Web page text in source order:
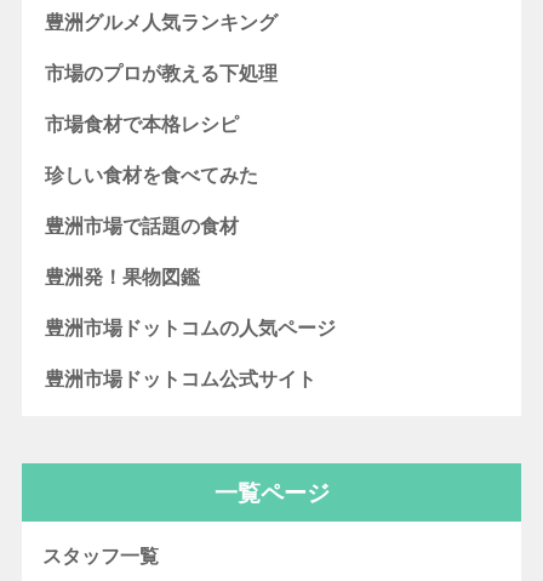
豊洲グルメ人気ランキング
市場のプロが教える下処理
市場食材で本格レシピ
珍しい食材を食べてみた
豊洲市場で話題の食材
豊洲発！果物図鑑
豊洲市場ドットコムの人気ページ
豊洲市場ドットコム公式サイト
一覧ページ
スタッフ一覧